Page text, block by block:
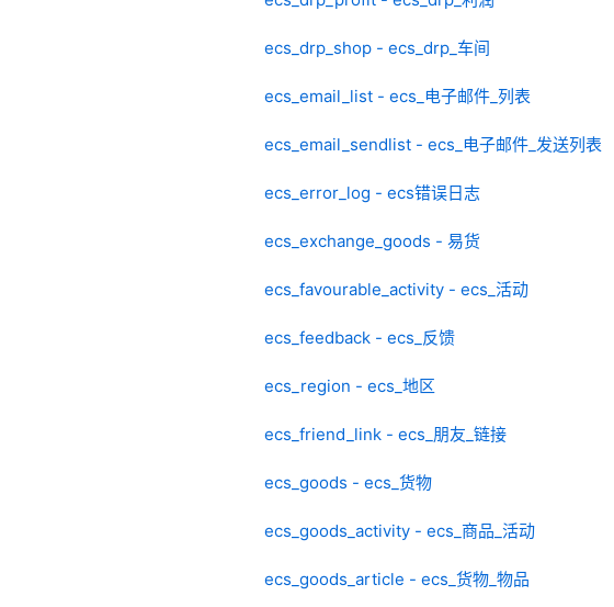
ecs_drp_shop - ecs_drp_车间
ecs_email_list - ecs_电子邮件_列表
ecs_email_sendlist - ecs_电子邮件_发送列表
ecs_error_log - ecs错误日志
ecs_exchange_goods - 易货
ecs_favourable_activity - ecs_活动
ecs_feedback - ecs_反馈
ecs_region - ecs_地区
ecs_friend_link - ecs_朋友_链接
ecs_goods - ecs_货物
ecs_goods_activity - ecs_商品_活动
ecs_goods_article - ecs_货物_物品